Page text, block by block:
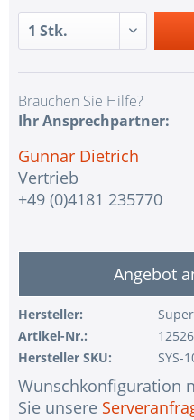
Brauchen Sie Hilfe?
Ihr Ansprechpartner:
Gunnar Dietrich
Vertrieb
+49 (0)4181 235770
Angebot
Hersteller:
Artikel-Nr.:
Hersteller SKU:
SYS-
Wunschkonfiguration
Sie unsere